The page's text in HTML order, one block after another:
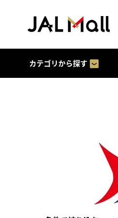
カテゴリから探す